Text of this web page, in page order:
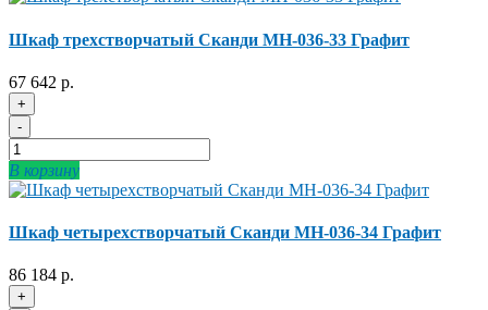
Шкаф трехстворчатый Сканди МН-036-33 Графит
67 642 р.
+
-
В корзину
Шкаф четырехстворчатый Сканди МН-036-34 Графит
86 184 р.
+